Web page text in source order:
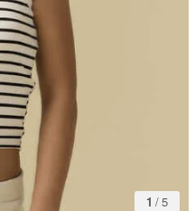
1 /5